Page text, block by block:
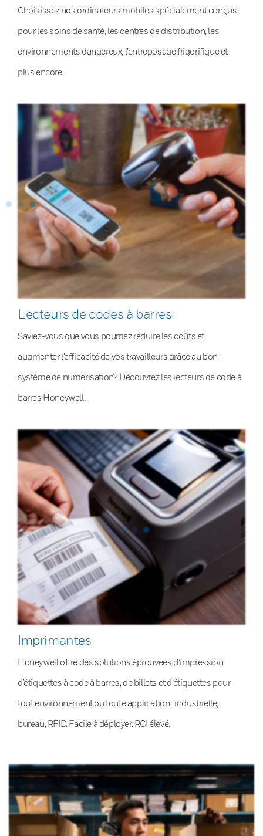
Choisissez nos ordinateurs mobiles spécialement conçus
pour les soins de santé, les centres de distribution, les
environnements dangereux, l’entreposage frigorifique et
plus encore.
Lecteurs de codes à barres
Saviez-vous que vous pourriez réduire les coûts et
augmenter l’efficacité de vos travailleurs grâce au bon
système de numérisation? Découvrez les lecteurs de code à
barres Honeywell.
Imprimantes
Honeywell offre des solutions éprouvées d’impression
d’étiquettes à code à barres, de billets et d’étiquettes pour
tout environnement ou toute application : industrielle,
bureau, RFID. Facile à déployer. RCI élevé.